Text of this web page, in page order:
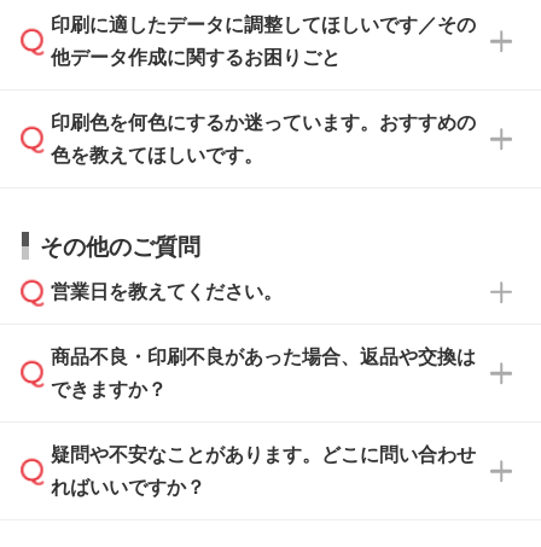
ご入稿後は経験豊富なスタッフがデータに不備
がないかチェックし、お客様と確認してから印
刷に進みますので、ご安心ください。
入稿用のテンプレートはPDF形式ですが、
IllustratorやPhotoshopで開いてご利用いただけ
方」をご確認ください。
印刷に適したデータ・解像度かどうか、担当ス
タッフが事前に確認いたします。
ムへ添付いただくか、担当スタッフ宛にメール
でお送りください。
い合わせください。
なお、印刷用データの作り方に関する詳細は、
印刷に適したデータに調整してほしいです／その
他データ作成に関するお困りごと
データ作成でお困りの際には、担当スタッフが
サポートいたしますのでお気軽にご相談くださ
から添付してお送りください。
しい
解像度の低い画像や、手書きのイラスト、写真
などを、印刷に適したベクターデータに変換し
・フルカラーデータを1色に変換してほしい
印刷色を何色にするか迷っています。おすすめの
色を教えてほしいです。
お見積・ご注文・
相談いただきますと、担当スタッフがお客様の
ご希望や商品の本体色を確認し、印刷色をご提
本体色がブラック、ネイビーなど濃色の場合は
白色か淡い色の印刷色をおすすめしておりま
本体色がナチュラルなど淡色の場合、印刷をく
っきりと目立たせたいときは濃い印刷色が、柔
らかい雰囲気にしたいときは淡い印刷色が映え
その他のご質問
営業日を教えてください。
営業日は平日の10:00～18:00で、土日祝日はお
休みとなります。注文・見積・お問い合わせ
速やかに対応いたします。
商品不良・印刷不良があった場合、返品や交換は
できますか？
お手数をお掛けいたしますが、至急担当スタッ
フまでご連絡ください。商品の状況を確認し、
疑問や不安なことがあります。どこに問い合わせ
ればいいですか？